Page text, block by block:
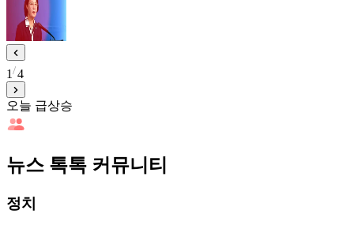
1 4
오늘 급상승
뉴스 톡톡 커뮤니티
정치